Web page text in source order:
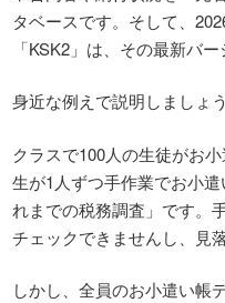
タベースです。そして、
「KSK2」は、その最新バー
身近な例えで説明しましょう
クラスで100人の生徒がお
生が1人ずつ手作業でお小
れまでの税務調査」です。
チェックできませんし、見
しかし、全員のお小遣い帳